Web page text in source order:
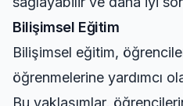
Bilişimsel Eğitim
Bilişimsel eğitim,
öğrenmelerine yardımcı
Bu yaklaşımlar,